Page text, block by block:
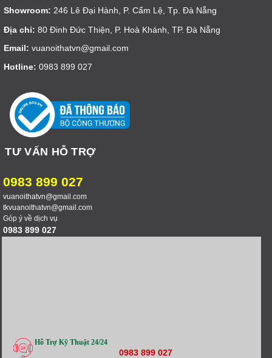
Showroom: 246 Lê Đại Hành, P. Cẩm Lệ, Tp. Đà Nẵng
Địa chỉ: 80 Đinh Đức Thiện, P. Hoà Khánh, TP. Đà Nẵng
Email: vuanoithatvn@gmail.com
Hotline: 0983 899 027
TƯ VẤN HỖ TRỢ
0983 899 027
vuanoithatvn@gmail.com
tkvuanoithatvn@gmail.com
Góp ý về dịch vụ
0983 899 027
Hỗ Trợ Kỹ Thuật 24/24
0983 899 027